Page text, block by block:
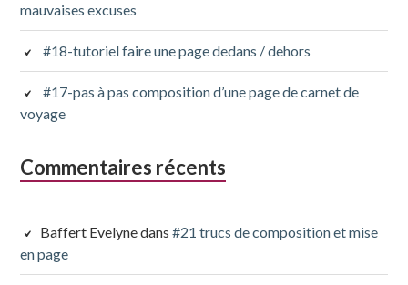
mauvaises excuses
#18-tutoriel faire une page dedans / dehors
#17-pas à pas composition d’une page de carnet de
voyage
Commentaires récents
Baffert Evelynedans#21 trucs de composition et mise
en page